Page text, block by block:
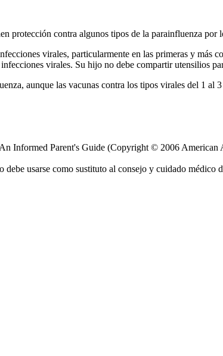
protección contra algunos tipos de la parainfluenza por
virales, particularmente en las primeras y más
virales. Su hijo no debe compartir utensilios
aunque las vacunas contra los tipos virales del 1 al
Informed Parent's Guide (Copyright © 2006 American
usarse como sustituto al consejo y cuidado médico